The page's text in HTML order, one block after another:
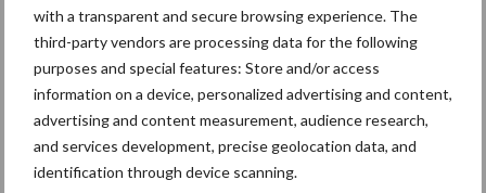
with a transparent and secure browsing experience. The
third-party vendors are processing data for the following
purposes and special features: Store and/or access
information on a device, personalized advertising and content,
advertising and content measurement, audience research,
and services development, precise geolocation data, and
identification through device scanning.
Toon meer